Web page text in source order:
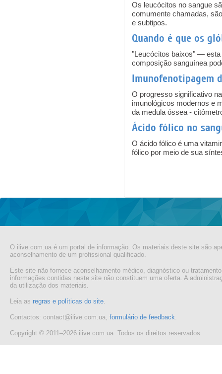
Os leucócitos no sangue
comumente chamadas,
e subtipos.
Quando é que os
"Leucócitos baixos" — esta
composição sanguínea
Imunofenotipagem
O progresso significativo
imunológicos modernos e
da medula óssea -
Ácido fólico no
O ácido fólico é uma
fólico por meio de sua
O ilive.com.ua é um portal de informação. Os materiais deste site são
aconselhamento de um profissional qualificado.
Este site não fornece aconselhamento médico, diagnóstico ou
informações contidas neste site não constituem uma oferta. A
da utilização dos materiais.
Leia as regras e políticas do site
Contactos: contact@ilive.com.ua, formulário de feedback
Copyright © 2011–2026 ilive.com.ua. Todos os direitos reservados.